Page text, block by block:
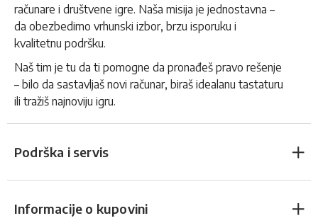
računare i društvene igre. Naša misija je jednostavna –
da obezbedimo vrhunski izbor, brzu isporuku i
kvalitetnu podršku.
Naš tim je tu da ti pomogne da pronađeš pravo rešenje
– bilo da sastavljaš novi računar, biraš idealanu tastaturu
ili tražiš najnoviju igru.
Podrška i servis
Informacije o kupovini